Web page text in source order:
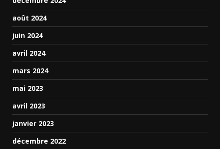
août 2024
juin 2024
avril 2024
mars 2024
mai 2023
avril 2023
janvier 2023
décembre 2022